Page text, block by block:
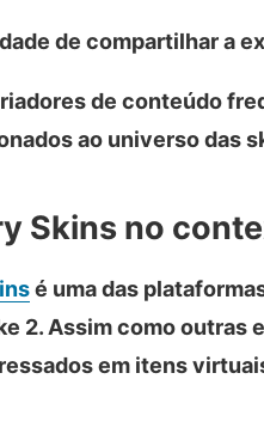
de compartilhar a
de conteúdo
ao universo das
Skins no
é uma das
2. Assim como outras
em itens